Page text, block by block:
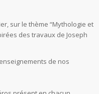
sur le thème “Mythologie et
des travaux de Joseph
de nos